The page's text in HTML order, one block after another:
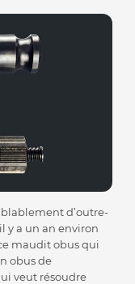
d’outre-
y a un an environ
maudit obus qui
obus de
veut résoudre